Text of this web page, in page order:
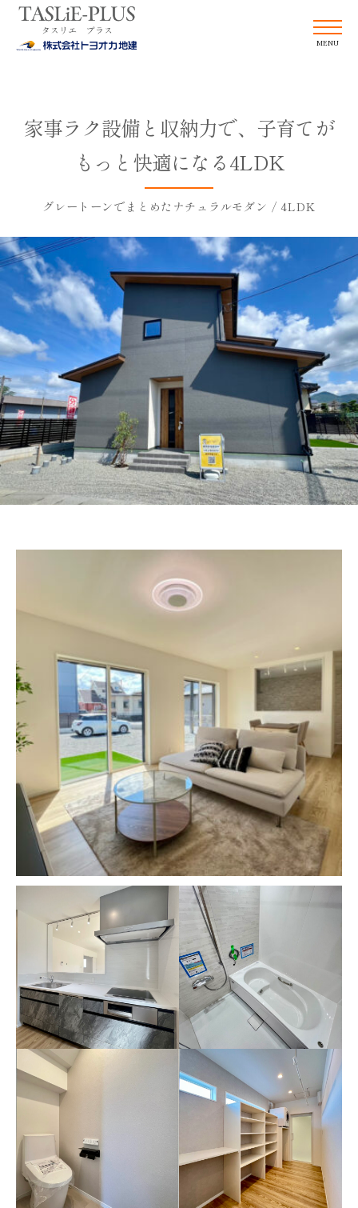
タ
エ
プ
ラ
ス
MENU
家事ラク設備と収納力で、子育てが
もっと快適になる4LDK
グレートーンでまとめたナチュラルモダン / 4LDK
TASLiE-
PLUS
リ
ス